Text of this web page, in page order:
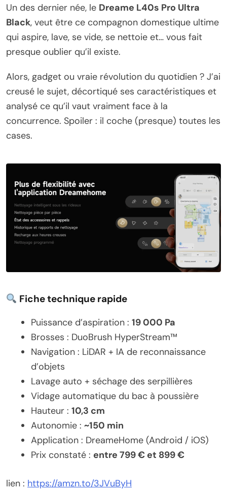
Un des dernier née, le Dreame L40s Pro Ultra
Black, veut être ce compagnon domestique ultime
qui aspire, lave, se vide, se nettoie et… vous fait
presque oublier qu’il existe.
Alors, gadget ou vraie révolution du quotidien ? J’ai
creusé le sujet, décortiqué ses caractéristiques et
analysé ce qu’il vaut vraiment face à la
concurrence. Spoiler : il coche (presque) toutes les
cases.
Fiche technique rapide
Puissance d’aspiration : 19 000 Pa
Brosses : DuoBrush HyperStream™
Navigation : LiDAR + IA de reconnaissance
d’objets
Lavage auto + séchage des serpillières
Vidage automatique du bac à poussière
Hauteur : 10,3 cm
Autonomie : ~150 min
Application : DreameHome (Android / iOS)
Prix constaté : entre 799 € et 899 €
lien : https://amzn.to/3JVuByH